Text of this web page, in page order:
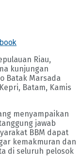
Riau,
kunjungan
Batak Marsada
Batam, Kamis
menyampaikan
jawab
BBM dapat
kemakmuran dan
di seluruh pelosok